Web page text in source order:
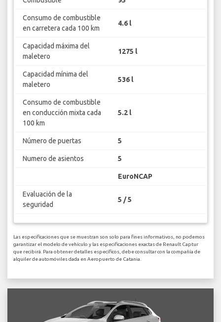
Consumo de combustible
en carretera cada 100 km
4.6 l
Capacidad máxima del
maletero
1275 l
Capacidad mínima del
maletero
536 l
Consumo de combustible
en conducción mixta cada
100 km
5.2 l
Número de puertas 5
Numero de asientos 5
EuroNCAP
Evaluación de la
seguridad
5 / 5
Las especificaciones que se muestran son solo para fines informativos, no podemos
garantizar el modelo de vehículo y las especificaciones exactas de Renault Captur
que recibirá. Para obtener detalles específicos, debe consultar con la compañía de
alquiler de automóviles dada en Aeropuerto de Catania.